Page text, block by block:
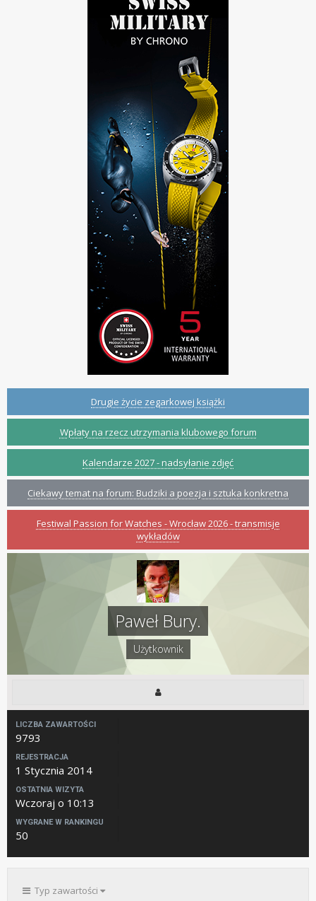
Drugie życie zegarkowej książki
Wpłaty na rzecz utrzymania klubowego forum
Kalendarze 2027 - nadsyłanie zdjęć
Ciekawy temat na forum: Budziki a poezja i sztuka konkretna
Festiwal Passion for Watches - Wrocław 2026 - transmisje
wykładów
Paweł Bury.
Użytkownik
LICZBA ZAWARTOŚCI
9793
REJESTRACJA
1 Stycznia 2014
OSTATNIA WIZYTA
Wczoraj o 10:13
WYGRANE W RANKINGU
50
Typ zawartości